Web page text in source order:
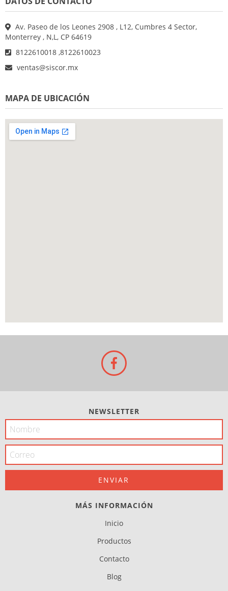
Av. Paseo de los Leones 2908 , L12, Cumbres 4 Sector,
Monterrey , N,L, CP 64619
8122610018 ,8122610023
ventas@siscor.mx
MAPA DE UBICACIÓN
NEWSLETTER
MÁS INFORMACIÓN
Inicio
Productos
Contacto
Blog